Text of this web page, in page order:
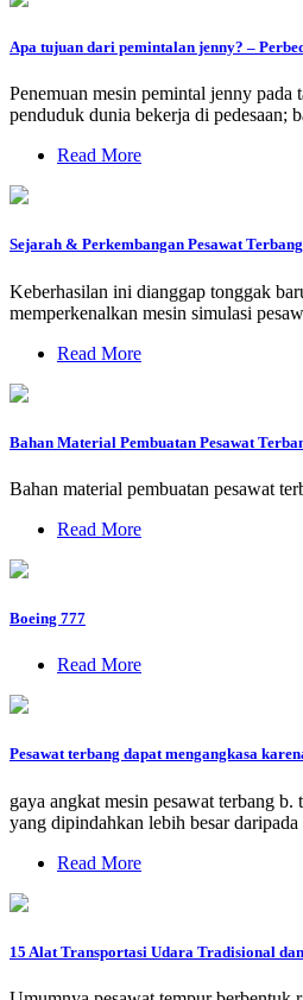
Apa tujuan dari pemintalan jenny? –
Penemuan mesin pemintal jenny
penduduk dunia bekerja di pedesaan;
Read More
Sejarah & Perkembangan Pesawat
Keberhasilan ini dianggap tonggak
memperkenalkan mesin simulasi
Read More
Bahan Material Pembuatan Pesawat
Bahan material pembuatan pesawat
Read More
Boeing 777
Read More
Pesawat terbang dapat mengangkasa
gaya angkat mesin pesawat terbang
yang dipindahkan lebih besar daripada
Read More
15 Alat Transportasi Udara Tradisional